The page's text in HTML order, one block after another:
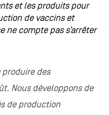
et les produits pour
de vaccins et
ne compte pas s’arrêter
des
Nous développons de
de production